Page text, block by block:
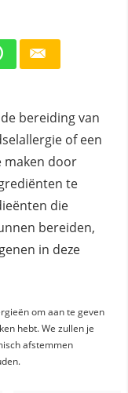
bereiding van
of een
maken door
te
die
bereiden,
in deze
om aan te geven
hebt. We zullen je
afstemmen